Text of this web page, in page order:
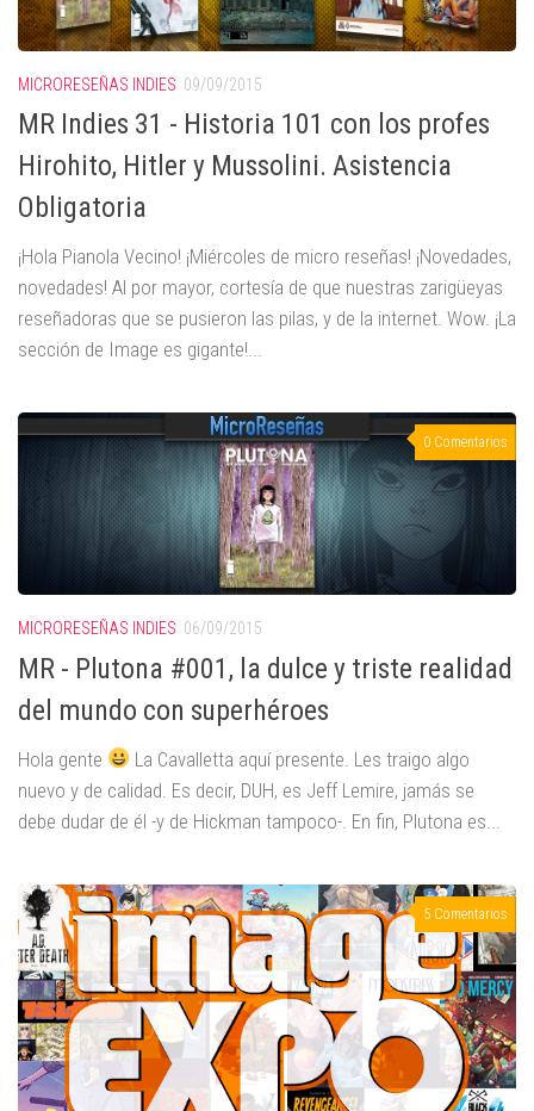
MICRORESEÑAS INDIES 09/09/2015
MR Indies 31 - Historia 101 con los profes
Hirohito, Hitler y Mussolini. Asistencia
Obligatoria
¡Hola Pianola Vecino! ¡Miércoles de micro reseñas! ¡Novedades,
novedades! Al por mayor, cortesía de que nuestras zarigüeyas
reseñadoras que se pusieron las pilas, y de la internet. Wow. ¡La
sección de Image es gigante!...
0 Comentarios
MICRORESEÑAS INDIES 06/09/2015
MR - Plutona #001, la dulce y triste realidad
del mundo con superhéroes
Hola gente
La Cavalletta aquí presente. Les traigo algo
nuevo y de calidad. Es decir, DUH, es Jeff Lemire, jamás se
debe dudar de él -y de Hickman tampoco-. En fin, Plutona es...
5 Comentarios